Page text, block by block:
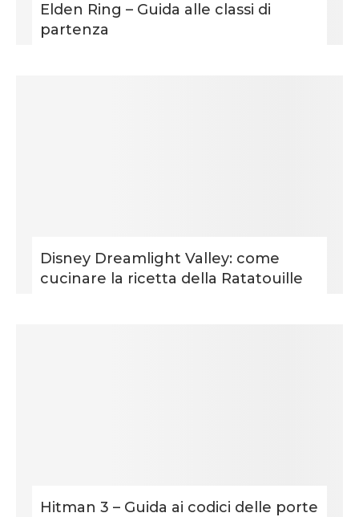
Elden Ring – Guida alle classi di
partenza
Disney Dreamlight Valley: come
cucinare la ricetta della Ratatouille
Hitman 3 – Guida ai codici delle porte